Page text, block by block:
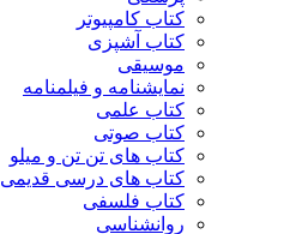
کتاب کامپیوتر
کتاب آشپزی
موسیقی
نمایشنامه و فیلمنامه
کتاب علمی
کتاب صوتی
کتاب های تن تن و میلو
کتاب های درسی قدیمی
کتاب فلسفی
روانشناسی